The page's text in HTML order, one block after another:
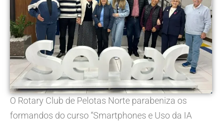
O Rotary Club de Pelotas Norte parabeniza os
formandos do curso “Smartphones e Uso da IA